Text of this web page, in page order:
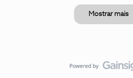
Mostrar mais